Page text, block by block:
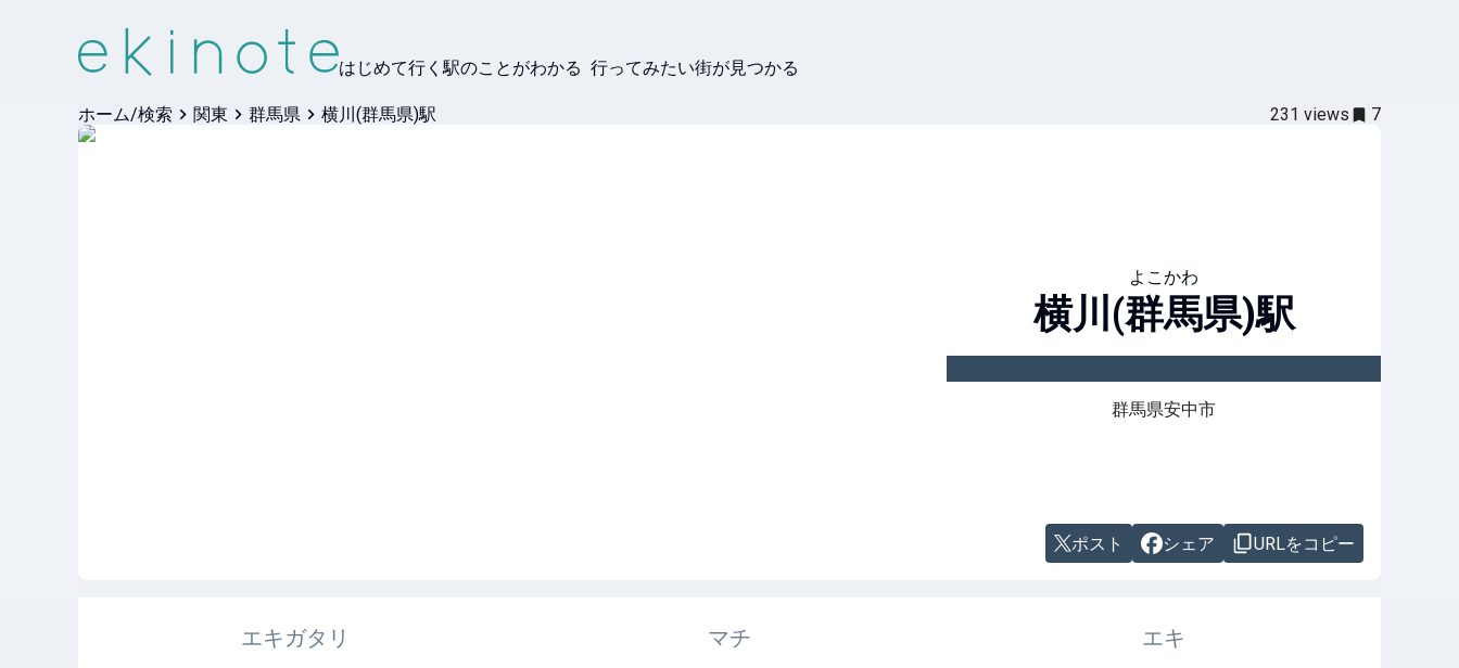
はじめて行く駅のことがわかる 行ってみたい街が見つかる
ホーム/検索 関東 群馬県 横川(群馬県)駅 231 views 7
よこかわ
横川(群馬県)駅
群馬県安中市
ポスト シェア URLをコピー
エキガタリ マチ エキ